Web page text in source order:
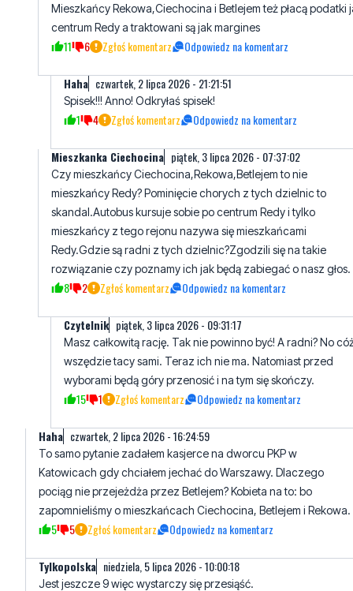
Mieszkańcy Rekowa,Ciechocina i Betlejem też płacą podatki
centrum Redy a traktowani są jak margines
11 6 Zgłoś komentarz Odpowiedz na komentarz
Haha czwartek, 2 lipca 2026 - 21:21:51
Spisek!!! Anno! Odkryłaś spisek!
1 4 Zgłoś komentarz Odpowiedz na komentarz
Mieszkanka Ciechocina piątek, 3 lipca 2026 - 07:37:02
Czy mieszkańcy Ciechocina,Rekowa,Betlejem to nie
mieszkańcy Redy? Pominięcie chorych z tych dzielnic to
skandal.Autobus kursuje sobie po centrum Redy i tylko
mieszkańcy z tego rejonu nazywa się mieszkańcami
Redy.Gdzie są radni z tych dzielnic?Zgodzili się na takie
rozwiązanie czy poznamy ich jak będą zabiegać o nasz głos.
8 2 Zgłoś komentarz Odpowiedz na komentarz
Czytelnik piątek, 3 lipca 2026 - 09:31:17
Masz całkowitą rację. Tak nie powinno być! A radni? No
wszędzie tacy sami. Teraz ich nie ma. Natomiast przed
wyborami będą góry przenosić i na tym się skończy.
15 1 Zgłoś komentarz Odpowiedz na komentarz
Haha czwartek, 2 lipca 2026 - 16:24:59
To samo pytanie zadałem kasjerce na dworcu PKP w
Katowicach gdy chciałem jechać do Warszawy. Dlaczego
pociąg nie przejeżdża przez Betlejem? Kobieta na to: bo
zapomnieliśmy o mieszkańcach Ciechocina, Betlejem i Rekowa.
5 5 Zgłoś komentarz Odpowiedz na komentarz
Tylkopolska niedziela, 5 lipca 2026 - 10:00:18
Jest jeszcze 9 więc wystarczy się przesiąść.